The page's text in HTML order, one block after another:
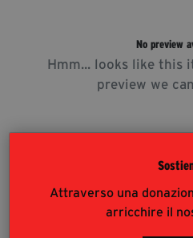
Attraverso una
arricchire il
Contatti
info@tramefestival.it
No preview
Hmm... looks like this
preview we
Accrediti Stampa
Accrediti Stampa.